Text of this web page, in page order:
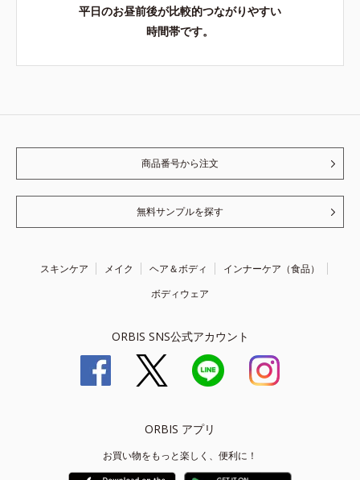
平日のお昼前後が比較的つながりやすい
時間帯です。
商品番号から注文
無料サンプルを探す
スキンケア メイク ヘア＆ボディ
インナーケア（食品）
ボディウェア
ORBIS SNS公式アカウント
ORBIS アプリ
お買い物をもっと楽しく、便利に！